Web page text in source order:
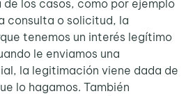
de los casos, como por ejemplo
consulta o solicitud, la
tenemos un interés legítimo
le enviamos una
la legitimación viene dada de
lo hagamos. También